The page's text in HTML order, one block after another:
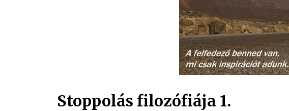
Stoppolás filozófiája 1.